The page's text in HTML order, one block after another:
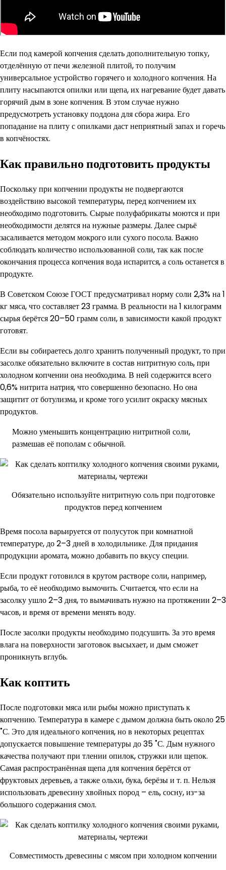
Если под камерой копчения сделать дополнительную топку,
отделённую от печи железной плитой, то получим
универсальное устройство горячего и холодного копчения. На
плиту насыпаются опилки или щепа, их нагревание будет давать
горячий дым в зоне копчения. В этом случае нужно
предусмотреть установку поддона для сбора жира. Его
попадание на плиту с опилками даст неприятный запах и горечь
в копчёностях.
Как правильно подготовить продукты
Поскольку при копчении продукты не подвергаются
воздействию высокой температуры, перед копчением их
необходимо подготовить. Сырые полуфабрикаты моются и при
необходимости делятся на нужные размеры. Далее сырьё
засаливается методом мокрого или сухого посола. Важно
соблюдать количество использованной соли, так как после
окончания процесса копчения вода испарится, а соль останется в
продукте.
В Советском Союзе ГОСТ предусматривал норму соли 2,3% на 1
кг мяса, что составляет 23 грамма. В реальности на 1 килограмм
сырья берётся 20–50 грамм соли, в зависимости какой продукт
готовят.
Если вы собираетесь долго хранить полученный продукт, то при
засолке обязательно включите в состав нитритную соль, при
холодном копчении она необходима. В ней содержится всего
0,6% нитрита натрия, что совершенно безопасно. Но она
защитит от ботулизма, и кроме того усилит окраску мясных
продуктов.
Можно уменьшить концентрацию нитритной соли,
размешав её пополам с обычной.
Обязательно используйте нитритную соль при подготовке
продуктов перед копчением
Время посола варьируется от полусуток при комнатной
температуре, до 2–3 дней в холодильнике. Для придания
продукции аромата, можно добавить по вкусу специи.
Если продукт готовился в крутом растворе соли, например,
рыба, то её необходимо вымочить. Считается, что если на
засолку ушло 2–3 дня, то вымачивать нужно на протяжении 2–3
часов, и время от времени менять воду.
После засолки продукты необходимо подсушить. За это время
влага на поверхности заготовок высыхает, и дым сможет
проникнуть вглубь.
Как коптить
После подготовки мяса или рыбы можно приступать к
копчению. Температура в камере с дымом должна быть около 25
˚С. Это для идеального копчения, но в некоторых рецептах
допускается повышение температуры до 35 ˚С. Дым нужного
качества получают при тлении опилок, стружки или щепок.
Самая распространённая щепа для копчения берётся от
фруктовых деревьев, а также ольхи, бука, берёзы и т. п. Нельзя
использовать древесину хвойных пород – ель, сосну, из-за
большого содержания смол.
Совместимость древесины с мясом при холодном копчении